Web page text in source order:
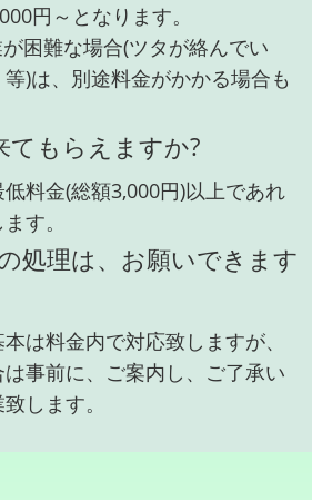
円～となります。
困難な場合(ツタが絡んでい
)は、別途料金がかかる場合も
てもらえますか?
料金(総額3,000円)以上であれ
す。
処理は、お願いできます
は料金内で対応致しますが、
事前に、ご案内し、ご了承い
します。